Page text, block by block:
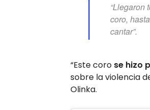
“Llegaron
coro,
cantar”.
“Este coro se hizo
sobre la violencia
Olinka.